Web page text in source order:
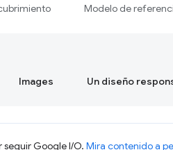
Modelo de
Images Un diseño
seguir Google I/O. Mira contenido a